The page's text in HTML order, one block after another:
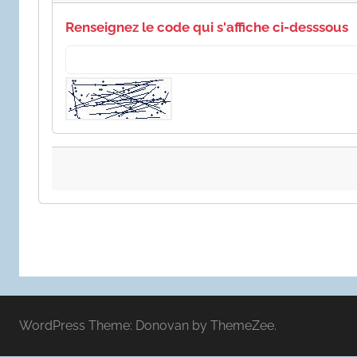
Renseignez le code qui s'affiche ci-desssous
WordPress Theme: Donovan by ThemeZee.